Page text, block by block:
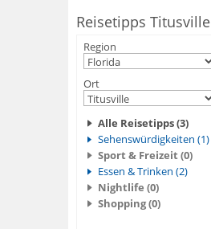
Reisetipps Titusville
Region
Ort
Alle Reisetipps (3)
Sehenswürdigkeiten (1)
Sport & Freizeit (0)
Essen & Trinken (2)
Nightlife (0)
Shopping (0)